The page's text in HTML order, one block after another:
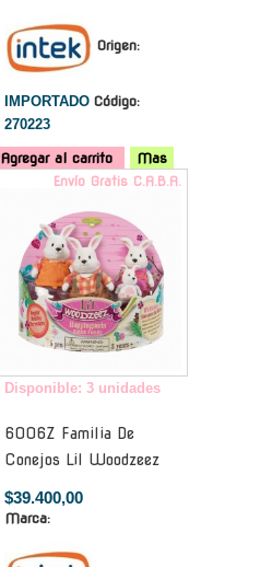
Origen:
IMPORTADO Código:
270223
Agregar al carrito
Mas
Envío Gratis C.A.B.A.
Disponible: 3 unidades
6006Z Familia De
Conejos Lil Woodzeez
$39.400,00
Marca: